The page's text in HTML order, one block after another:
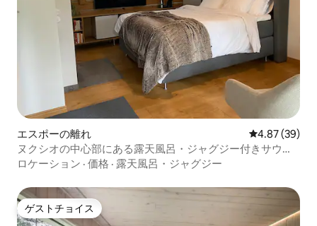
エスポーの離れ レビュー39
4.87 (39)
ヌクシオの中心部にある露天風呂・ジャグジー付きサウナ
コテージ
ロケーション · 価格 · 露天風呂・ジャグジー
ゲストチョイス
ゲストチョイス